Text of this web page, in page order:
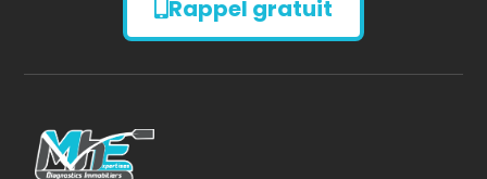
Diagnostic
AMIANTE
Rappel gratuit